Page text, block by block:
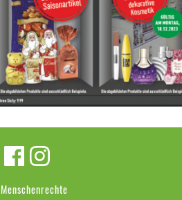
Menschenrechte